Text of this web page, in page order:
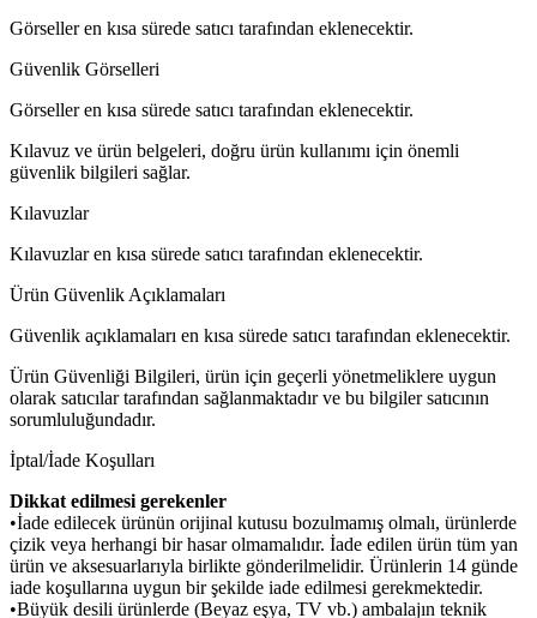
Görseller en kısa sürede satıcı tarafından eklenecektir.
Güvenlik Görselleri
Görseller en kısa sürede satıcı tarafından eklenecektir.
Kılavuz ve ürün belgeleri, doğru ürün kullanımı için önemli
güvenlik bilgileri sağlar.
Kılavuzlar
Kılavuzlar en kısa sürede satıcı tarafından eklenecektir.
Ürün Güvenlik Açıklamaları
Güvenlik açıklamaları en kısa sürede satıcı tarafından eklenecektir.
Ürün Güvenliği Bilgileri, ürün için geçerli yönetmeliklere uygun
olarak satıcılar tarafından sağlanmaktadır ve bu bilgiler satıcının
sorumluluğundadır.
İptal/İade Koşulları
Dikkat edilmesi gerekenler
•İade edilecek ürünün orijinal kutusu bozulmamış olmalı, ürünlerde
çizik veya herhangi bir hasar olmamalıdır. İade edilen ürün tüm yan
ürün ve aksesuarlarıyla birlikte gönderilmelidir. Ürünlerin 14 günde
iade koşullarına uygun bir şekilde iade edilmesi gerekmektedir.
•Büyük desili ürünlerde (Beyaz eşya, TV vb.) ambalajın teknik